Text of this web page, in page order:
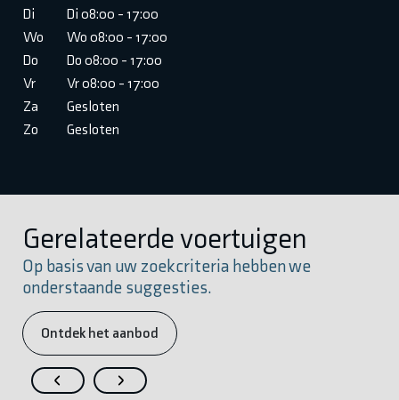
Di
Di 08:00 - 17:00
Wo
Wo 08:00 - 17:00
Do
Do 08:00 - 17:00
Vr
Vr 08:00 - 17:00
Za
Gesloten
Zo
Gesloten
Gerelateerde voertuigen
Op basis van uw zoekcriteria hebben we
onderstaande suggesties.
Ontdek het aanbod